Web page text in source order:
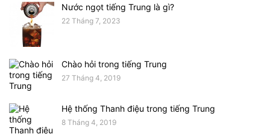
Nước ngọt tiếng Trung là gì?
22 Tháng 7, 2023
Chào hỏi trong tiếng Trung
27 Tháng 4, 2019
Hệ thống Thanh điệu trong tiếng Trung
8 Tháng 4, 2019